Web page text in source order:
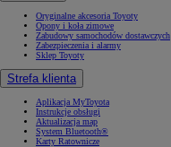
Oryginalne akcesoria Toyoty
Opony i koła zimowe
Zabudowy samochodów dostawczych
Zabezpieczenia i alarmy
Sklep Toyoty
Strefa klienta
Aplikacja MyToyota
Instrukcje obsługi
Aktualizacja map
System Bluetooth®
Karty Ratownicze